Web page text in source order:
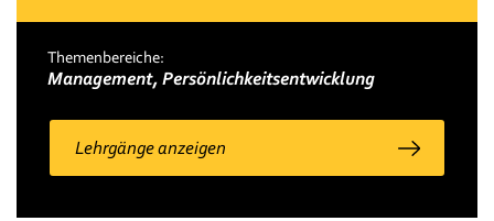
Themenbereiche:
Management, Persönlichkeitsentwicklung
Lehrgänge anzeigen